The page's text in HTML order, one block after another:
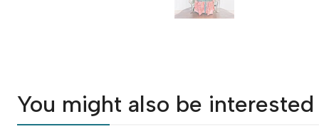
You might also be